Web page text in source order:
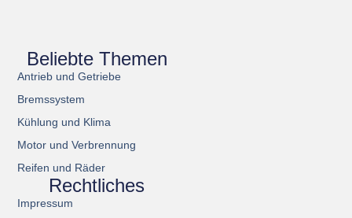
Beliebte Themen
Antrieb und Getriebe
Bremssystem
Kühlung und Klima
Motor und Verbrennung
Reifen und Räder
Rechtliches
Impressum